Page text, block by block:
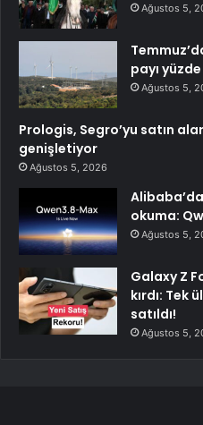
Ağustos 5,
payı yüzde
Ağustos 5,
Prologis, Segro’yu satın
genişletiyor
Ağustos 5, 2026
okuma:
Ağustos 5,
Galaxy Z
kırdı: Tek
satıldı!
Ağustos 5,